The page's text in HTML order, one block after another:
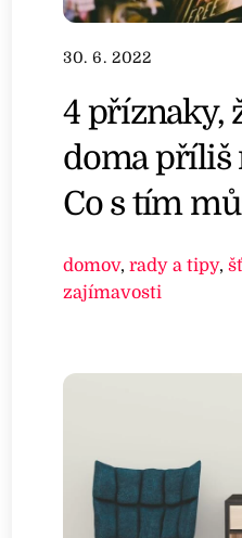
30. 6. 2022
4 příznaky,
doma příliš
Co s tím
domov,rady a tipy,
zajímavosti